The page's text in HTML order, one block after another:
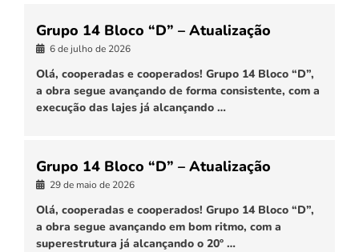
Grupo 14 Bloco “D” – Atualização
6 de julho de 2026
Olá, cooperadas e cooperados! Grupo 14 Bloco “D”,
a obra segue avançando de forma consistente, com a
execução das lajes já alcançando …
Grupo 14 Bloco “D” – Atualização
29 de maio de 2026
Olá, cooperadas e cooperados! Grupo 14 Bloco “D”,
a obra segue avançando em bom ritmo, com a
superestrutura já alcançando o 20º …